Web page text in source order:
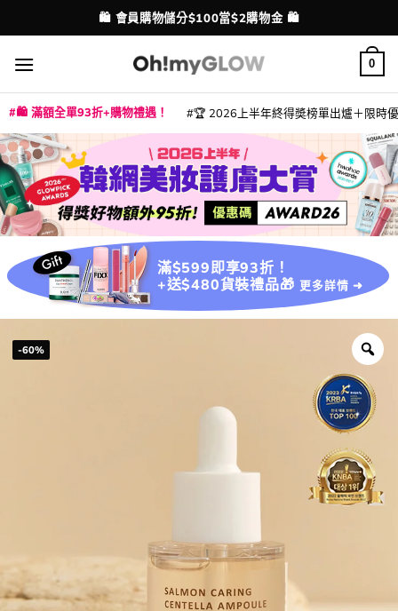
to
content
配送港澳
💳 支援消費券、FPS、八達通、PAYME、信用卡付款
0
🛍️ 滿額全單93折+購物禮遇！ 🏆 2026上半年終得奬榜單出爐＋限時
滿$599即享93折！
+送$480貨裝禮品🎁 更多詳情 ➜
-60%